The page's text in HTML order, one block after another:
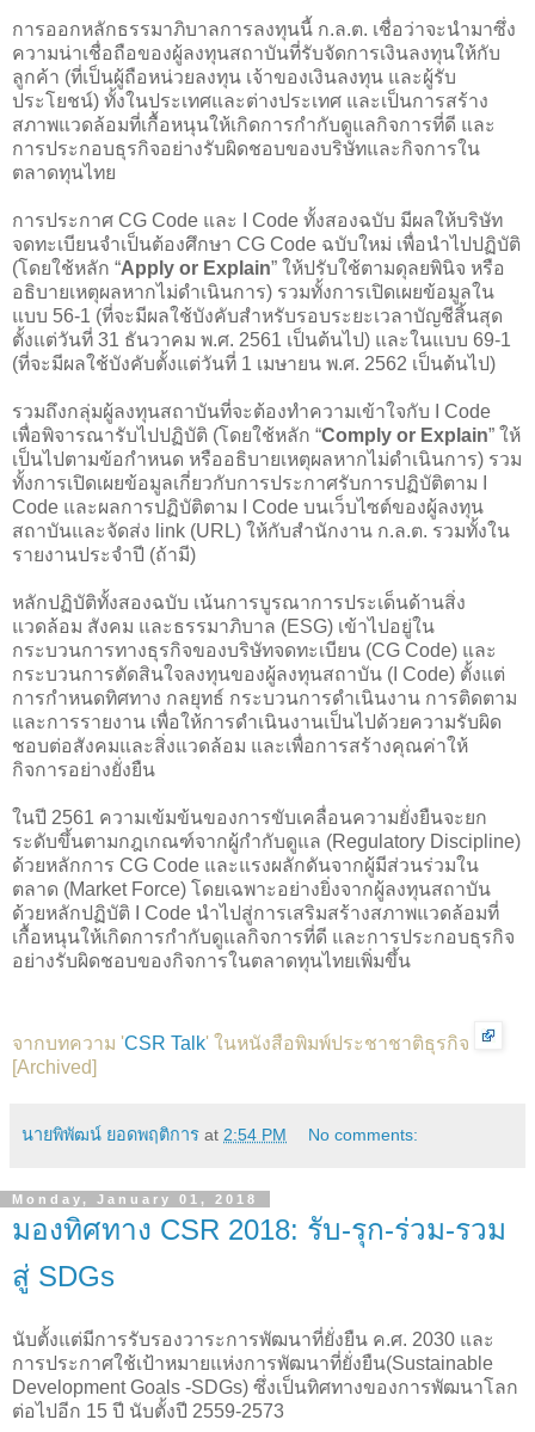
การออกหลักธรรมาภิบาลการลงทุนนี้ ก.ล.ต. เชื่อว่าจะนำมาซึ่ง
ความน่าเชื่อถือของผู้ลงทุนสถาบันที่รับจัดการเงินลงทุนให้กับ
ลูกค้า (ที่เป็นผู้ถือหน่วยลงทุน เจ้าของเงินลงทุน และผู้รับ
ประโยชน์) ทั้งในประเทศและต่างประเทศ และเป็นการสร้าง
สภาพแวดล้อมที่เกื้อหนุนให้เกิดการกำกับดูแลกิจการที่ดี และ
การประกอบธุรกิจอย่างรับผิดชอบของบริษัทและกิจการใน
ตลาดทุนไทย
การประกาศ CG Code และ I Code ทั้งสองฉบับ มีผลให้บริษัท
จดทะเบียนจำเป็นต้องศึกษา CG Code ฉบับใหม่ เพื่อนำไปปฏิบัติ
(โดยใช้หลัก “Apply or Explain” ให้ปรับใช้ตามดุลยพินิจ หรือ
อธิบายเหตุผลหากไม่ดำเนินการ) รวมทั้งการเปิดเผยข้อมูลใน
แบบ 56-1 (ที่จะมีผลใช้บังคับสำหรับรอบระยะเวลาบัญชีสิ้นสุด
ตั้งแต่วันที่ 31 ธันวาคม พ.ศ. 2561 เป็นต้นไป) และในแบบ 69-1
(ที่จะมีผลใช้บังคับตั้งแต่วันที่ 1 เมษายน พ.ศ. 2562 เป็นต้นไป)
รวมถึงกลุ่มผู้ลงทุนสถาบันที่จะต้องทำความเข้าใจกับ I Code
เพื่อพิจารณารับไปปฏิบัติ (โดยใช้หลัก “Comply or Explain” ให้
เป็นไปตามข้อกำหนด หรืออธิบายเหตุผลหากไม่ดำเนินการ) รวม
ทั้งการเปิดเผยข้อมูลเกี่ยวกับการประกาศรับการปฏิบัติตาม I
Code และผลการปฏิบัติตาม I Code บนเว็บไซต์ของผู้ลงทุน
สถาบันและจัดส่ง link (URL) ให้กับสำนักงาน ก.ล.ต. รวมทั้งใน
รายงานประจำปี (ถ้ามี)
หลักปฏิบัติทั้งสองฉบับ เน้นการบูรณาการประเด็นด้านสิ่ง
แวดล้อม สังคม และธรรมาภิบาล (ESG) เข้าไปอยู่ใน
กระบวนการทางธุรกิจของบริษัทจดทะเบียน (CG Code) และ
กระบวนการตัดสินใจลงทุนของผู้ลงทุนสถาบัน (I Code) ตั้งแต่
การกำหนดทิศทาง กลยุทธ์ กระบวนการดำเนินงาน การติดตาม
และการรายงาน เพื่อให้การดำเนินงานเป็นไปด้วยความรับผิด
ชอบต่อสังคมและสิ่งแวดล้อม และเพื่อการสร้างคุณค่าให้
กิจการอย่างยั่งยืน
ในปี 2561 ความเข้มข้นของการขับเคลื่อนความยั่งยืนจะยก
ระดับขึ้นตามกฎเกณฑ์จากผู้กำกับดูแล (Regulatory Discipline)
ด้วยหลักการ CG Code และแรงผลักดันจากผู้มีส่วนร่วมใน
ตลาด (Market Force) โดยเฉพาะอย่างยิ่งจากผู้ลงทุนสถาบัน
ด้วยหลักปฏิบัติ I Code นำไปสู่การเสริมสร้างสภาพแวดล้อมที่
เกื้อหนุนให้เกิดการกำกับดูแลกิจการที่ดี และการประกอบธุรกิจ
อย่างรับผิดชอบของกิจการในตลาดทุนไทยเพิ่มขึ้น
จากบทความ 'CSR Talk' ในหนังสือพิมพ์ประชาชาติธุรกิจ
[Archived]
นายพิพัฒน์ ยอดพฤติการ at 2:54 PM No comments:
Monday, January 01, 2018
มองทิศทาง CSR 2018: รับ-รุก-ร่วม-รวม
สู่ SDGs
นับตั้งแต่มีการรับรองวาระการพัฒนาที่ยั่งยืน ค.ศ. 2030 และ
การประกาศใช้เป้าหมายแห่งการพัฒนาที่ยั่งยืน(Sustainable
Development Goals -SDGs) ซึ่งเป็นทิศทางของการพัฒนาโลก
ต่อไปอีก 15 ปี นับตั้งปี 2559-2573